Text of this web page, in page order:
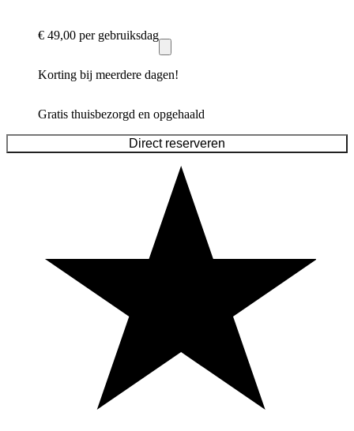
€ 49,00 per gebruiksdag
Korting bij meerdere dagen!
Gratis thuisbezorgd en opgehaald
Direct reserveren